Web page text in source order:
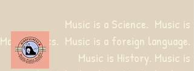
Music is a Science. Music is
Mathematics. Music is a foreign language.
Music is History. Music is